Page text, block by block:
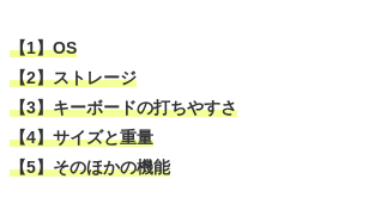
【1】OS
【2】ストレージ
【3】キーボードの打ちやすさ
【4】サイズと重量
【5】そのほかの機能